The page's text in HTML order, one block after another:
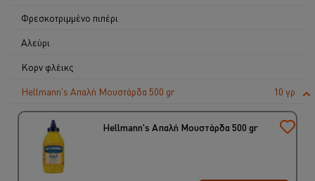
Φρεσκοτριμμένο πιπέρι
Αλεύρι
Κορν φλέικς
Hellmann's Απαλή Μουστάρδα 500 gr
10 γρ
Hellmann's Απαλή Μουστάρδα 500 gr